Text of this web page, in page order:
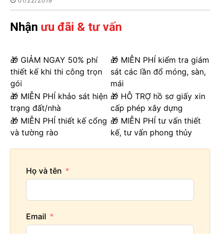
Nhận ưu đãi & tư vấn
🎁 GIẢM NGAY 50% phí
thiết kế khi thi công trọn
gói
🎁 MIỄN PHÍ kiểm tra giám
sát các lần đổ móng, sàn,
mái
🎁 MIỄN PHÍ khảo sát hiện
trạng đất/nhà
🎁 HỖ TRỢ hồ sơ giấy xin
cấp phép xây dựng
🎁 MIỄN PHÍ thiết kế cổng
và tường rào
🎁 MIỄN PHÍ tư vấn thiết
kế, tư vấn phong thủy
Họ và tên
Email